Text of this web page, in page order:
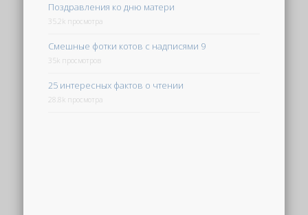
Поздравления ко дню матери
35.2k просмотра
Смешные фотки котов с надписями 9
35k просмотров
25 интересных фактов о чтении
28.8k просмотра